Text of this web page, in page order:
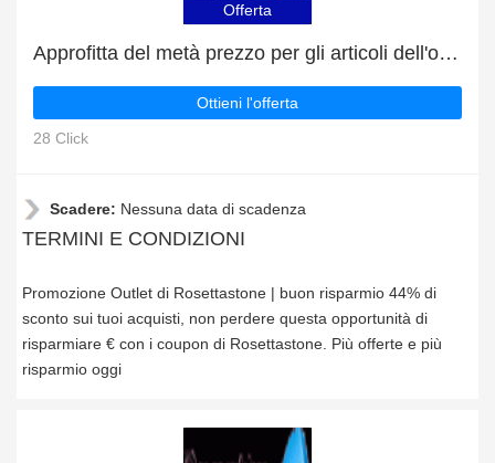
Offerta
Approfitta del metà prezzo per gli articoli dell'outlet
Ottieni l'offerta
28 Click
Scadere: Nessuna data di scadenza
TERMINI E CONDIZIONI
Promozione Outlet di Rosettastone | buon risparmio 44% di
sconto sui tuoi acquisti, non perdere questa opportunità di
risparmiare € con i coupon di Rosettastone. Più offerte e più
risparmio oggi